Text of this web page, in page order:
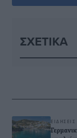
ΣΧΕΤΙΚΆ
ΕΙΔΉΣΕΙΣ